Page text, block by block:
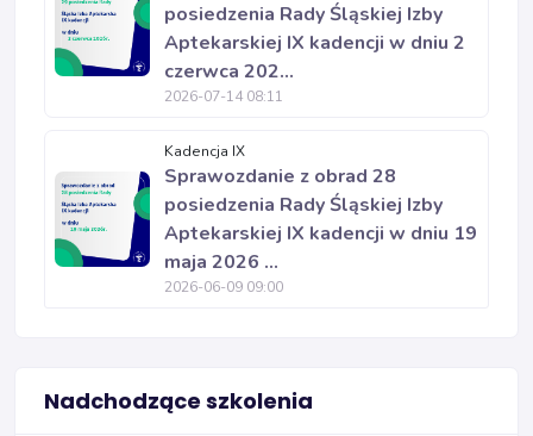
posiedzenia Rady Śląskiej Izby
Aptekarskiej IX kadencji w dniu 2
czerwca 202...
2026-07-14 08:11
Kadencja IX
Sprawozdanie z obrad 28
posiedzenia Rady Śląskiej Izby
Aptekarskiej IX kadencji w dniu 19
maja 2026 ...
2026-06-09 09:00
Nadchodzące szkolenia